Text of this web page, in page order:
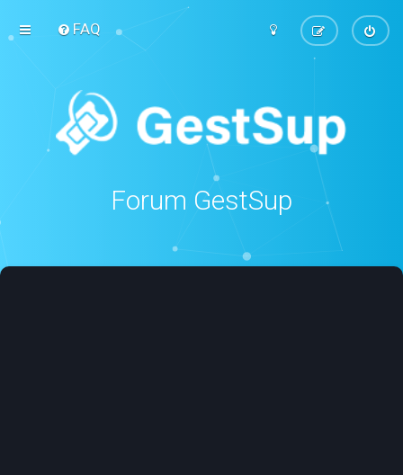
FAQ
Forum GestSup